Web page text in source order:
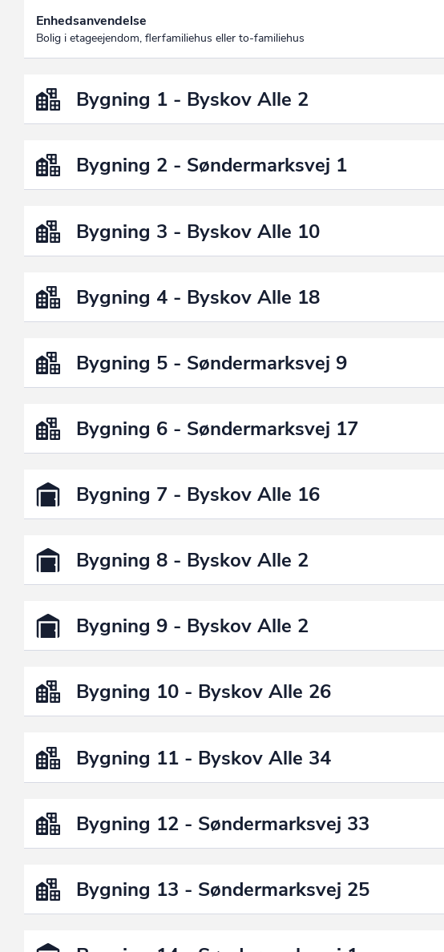
Enhedsanvendelse
Bolig i etageejendom, flerfamiliehus eller to-familiehus
Bygning 1 - Byskov Alle 2
Bygning 2 - Søndermarksvej 1
Bygning 3 - Byskov Alle 10
Bygning 4 - Byskov Alle 18
Bygning 5 - Søndermarksvej 9
Bygning 6 - Søndermarksvej 17
Bygning 7 - Byskov Alle 16
Bygning 8 - Byskov Alle 2
Bygning 9 - Byskov Alle 2
Bygning 10 - Byskov Alle 26
Bygning 11 - Byskov Alle 34
Bygning 12 - Søndermarksvej 33
Bygning 13 - Søndermarksvej 25